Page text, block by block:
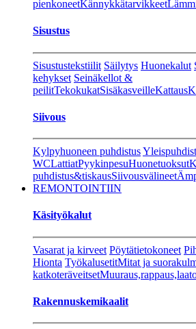
pienkoneetKännykkätarvikkeet
Sisustus
Sisustustekstiilit Säilytys Huonekalut
kehykset Seinäkellot &
peilitTekokukatSisäkasveilleKattaus
Siivous
Kylpyhuoneen puhdistus
WCLattiatPyykinpesuHuonetuoksut
puhdistus&tiskausSiivousvälineet
REMONTOINTIIN
Käsityökalut
Vasarat ja kirveet Pöytätietokoneet
Hionta TyökalusetitMitat ja
katkoteräveitset
Rakennuskemikaalit